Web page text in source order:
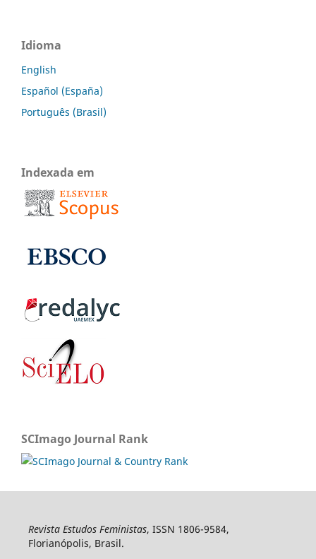
Idioma
English
Español (España)
Português (Brasil)
Indexada em
SCImago Journal Rank
Revista Estudos Feministas, ISSN 1806-9584,
Florianópolis, Brasil.